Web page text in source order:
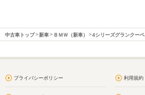
中古車トップ 新車 ＢＭＷ（新車） 4シリーズグランクーペ
プライバシーポリシー 利用規約